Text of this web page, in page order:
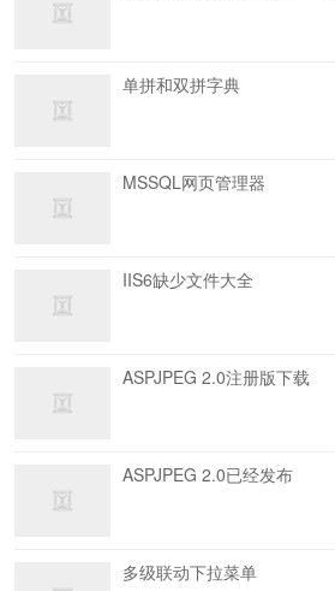
单拼和双拼字典
MSSQL网页管理器
IIS6缺少文件大全
ASPJPEG 2.0注册版下载
ASPJPEG 2.0已经发布
多级联动下拉菜单